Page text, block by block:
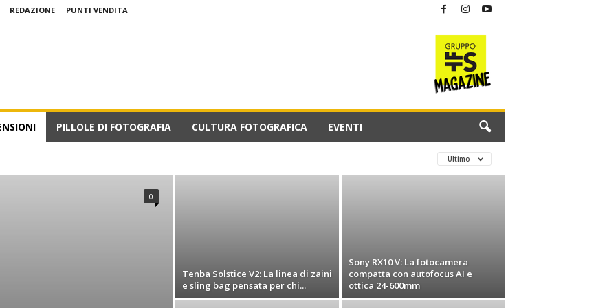
REDAZIONE PUNTI VENDITA
PILLOLE DI FOTOGRAFIA CULTURA FOTOGRAFICA EVENTI
Ultimo
0
Tenba Solstice V2: La linea di zaini
e sling bag pensata per chi...
Sony RX10 V: La fotocamera
compatta con autofocus AI e
ottica 24-600mm